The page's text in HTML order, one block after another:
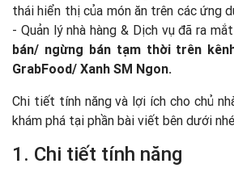
thái hiển thị của món ăn trên các ứng
- Quản lý nhà hàng & Dịch vụ đã ra
bán/ ngừng bán tạm thời trên
GrabFood/ Xanh SM Ngon.
Chi tiết tính năng và lợi ích cho chủ
khám phá tại phần bài viết bên dưới
1. Chi tiết tính năng